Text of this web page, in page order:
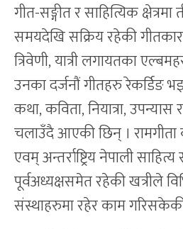
गीत-सङ्गीत र साहित्यिक
समयदेखि सक्रिय रहेकी गीतकार
त्रिवेणी, यात्री लगायतका
उनका दर्जनौं गीतहरु
कथा, कविता, नियात्रा,
चलाउँदै आएकी छिन् । रामगीता
एवम् अन्तर्राष्ट्रिय नेपाली
पूर्वअध्यक्षसमेत रहेकी खत्रीले
संस्थाहरुमा रहेर काम